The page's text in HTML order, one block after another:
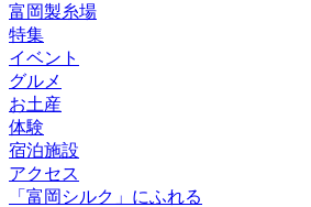
富岡製糸場
特集
イベント
グルメ
お土産
体験
宿泊施設
アクセス
「富岡シルク」にふれる